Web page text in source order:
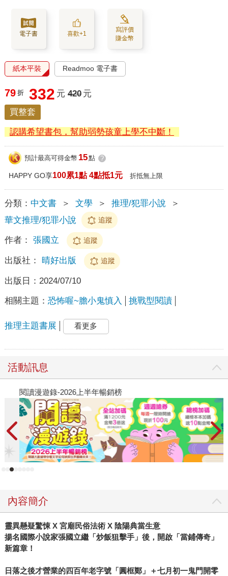
電子書 喜歡+1
寫評價
賺金幣
紙本平裝 Readmoo 電子書
79 折 332 元 420 元
買整套
認購希望書包，幫助弱勢孩童上學不中斷！
預計最高可得金幣 15點 ?
HAPPY GO享100累1點 4點抵1元 折抵無上限
分類： 中文書 ＞ 文學 ＞ 推理/犯罪小說
＞
華文推理/犯罪小說
追蹤
作者： 張國立 追蹤
出版社： 晴好出版 追蹤
出版日： 2024/07/10
相關主題： 恐怖喔~膽小鬼慎入 挑戰型閱讀
推理主題書展 看更多
活動訊息
閱讀漫遊錄-2026上半年暢銷榜
內容簡介
靈異懸疑驚悚 X 宮廟民俗法術 X 陰陽典當生意
揚名國際小說家張國立繼「炒飯狙擊手」後，開啟「當鋪傳奇」
新篇章！
日落之後才營業的四百年老字號「圓框鄭」＋七月初一鬼門開零